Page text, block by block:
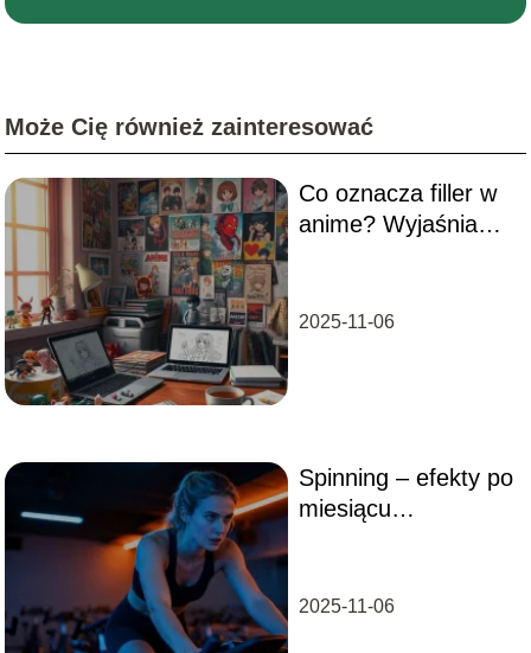
Może Cię również zainteresować
Co oznacza filler w
anime? Wyjaśniamy
2025-11-06
Spinning – efekty po
miesiącu
2025-11-06